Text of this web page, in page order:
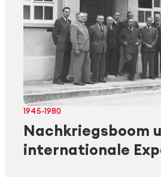
1945-1980
Nachkriegsboom
internationale